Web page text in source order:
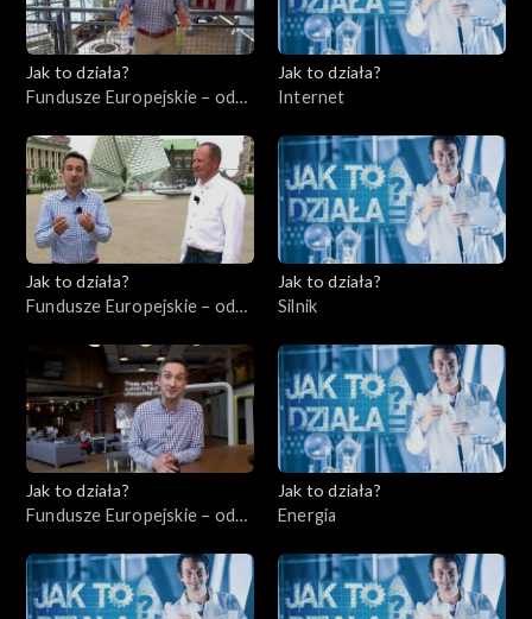
Jak to działa?
Fundusze Europejskie – odc.
Jak to działa?
Internet
Jak to działa?
Fundusze Europejskie – odc.
niepełnosprawnych
Jak to działa?
Silnik
Jak to działa?
Fundusze Europejskie – odc.
Jak to działa?
Energia